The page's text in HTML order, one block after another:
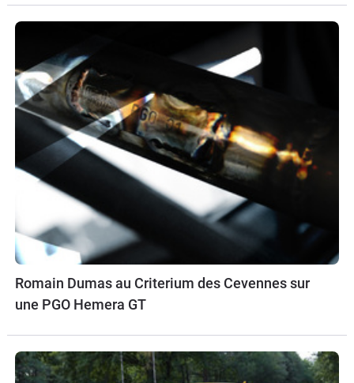
Romain Dumas au Criterium des Cevennes sur
une PGO Hemera GT